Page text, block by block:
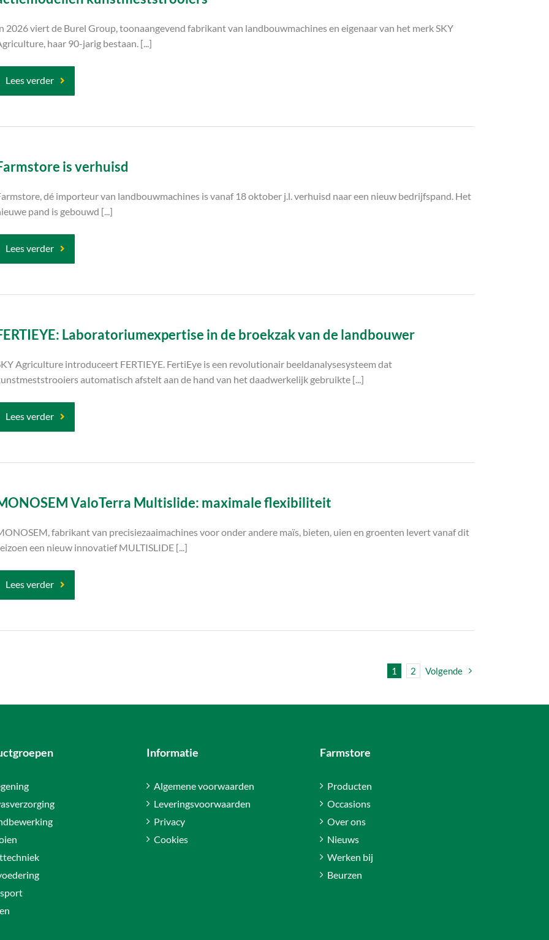
2026 viert de Burel Group, toonaangevend fabrikant van landbouwmachines en eigenaar van het merk SKY
haar 90-jarig bestaan. [...]
Lees verder
is verhuisd
dé importeur van landbouwmachines is vanaf 18 oktober j.l. verhuisd naar een nieuw bedrijfspand. Het
pand is gebouwd [...]
Lees verder
Laboratoriumexpertise in de broekzak van de landbouwer
Agriculture introduceert FERTIEYE. FertiEye is een revolutionair beeldanalysesysteem dat
automatisch afstelt aan de hand van het daadwerkelijk gebruikte [...]
Lees verder
ValoTerra Multislide: maximale flexibiliteit
fabrikant van precisiezaaimachines voor onder andere maïs, bieten, uien en groenten levert vanaf dit
een nieuw innovatief MULTISLIDE [...]
Lees verder
1 2 Volgende
Informatie
Algemene voorwaarden
Leveringsvoorwaarden
Privacy
Cookies
Farmstore
Producten
Occasions
Over ons
Nieuws
Werken bij
Beurzen